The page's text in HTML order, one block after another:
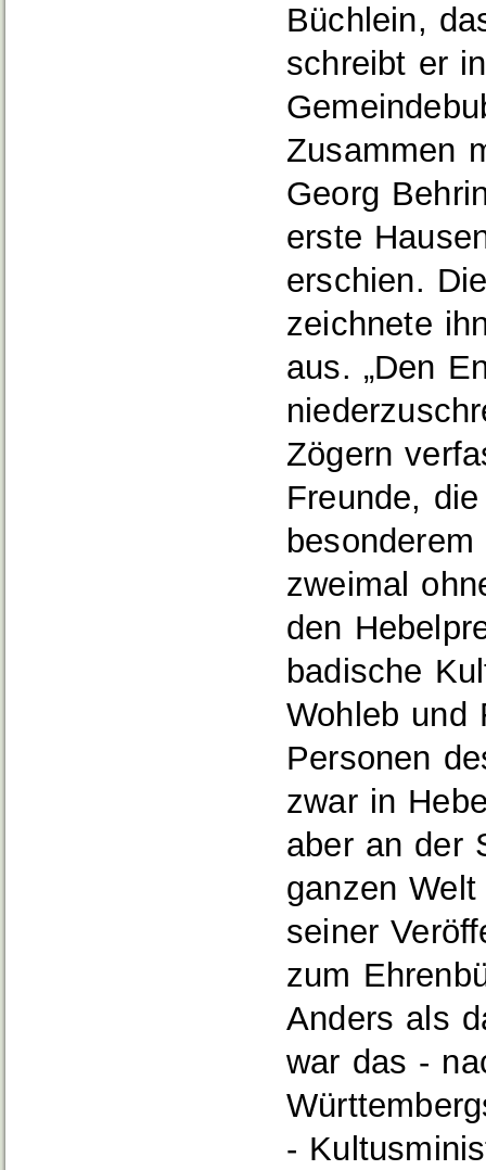
Büchlein,
schreibt er
Zusammen
Georg
erste
erschien.
zeichnete
aus. „Den
Zögern
Freunde,
zweimal
den
badische
Wohleb und
Personen
zwar in
aber an der
ganzen
seiner
zum
Anders als
war das -
-